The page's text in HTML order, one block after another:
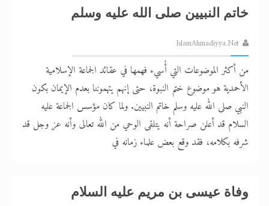
خاتم النبيين صلى الله عليه وسلم
IslamAhmadiyya.Net
من أكثر الموضوعات التي أُسيء فهمها في عقائد الجماعة الإسلامية
الأحمدية هو موضوع ختم النبوة، حتى إنهم يتهموننا بعدم الإيمان بكون
النبي صلى الله عليه وسلم خاتم النبيين. ولما كان مؤسس الجماعة عليه
السلام قد أعلن صراحة أنه يتلقى الوحي من الله تعالى وأنه عز وجل قد
شرفه بكلامه، فقد وقع بعض علماء زمانه في
وفاة عيسى بن مريم عليه السلام